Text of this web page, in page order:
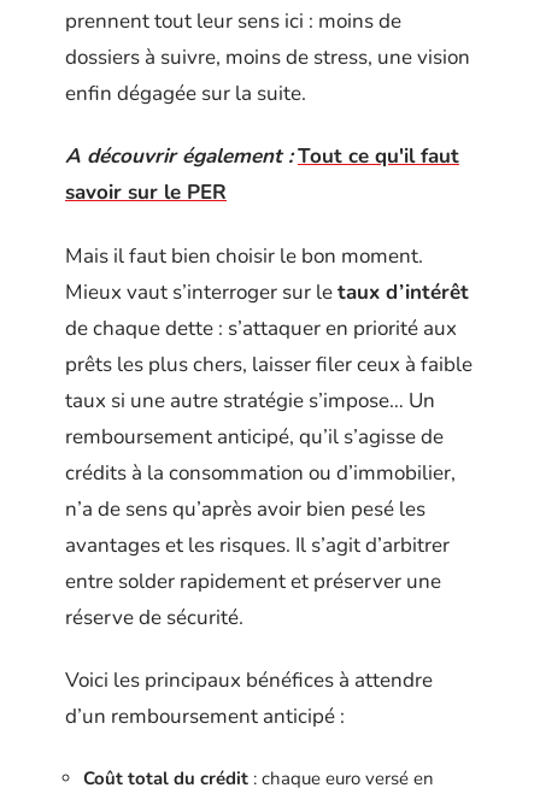
prennent tout leur sens ici : moins de
dossiers à suivre, moins de stress, une vision
enfin dégagée sur la suite.
A découvrir également :Tout ce qu'il faut
savoir sur le PER
Mais il faut bien choisir le bon moment.
Mieux vaut s’interroger sur letaux d’intérêt
de chaque dette : s’attaquer en priorité aux
prêts les plus chers, laisser filer ceux à faible
taux si une autre stratégie s’impose… Un
remboursement anticipé, qu’il s’agisse de
crédits à la consommation ou d’immobilier,
n’a de sens qu’après avoir bien pesé les
avantages et les risques. Il s’agit d’arbitrer
entre solder rapidement et préserver une
réserve de sécurité.
Voici les principaux bénéfices à attendre
d’un remboursement anticipé :
Coût total du crédit : chaque euro versé en